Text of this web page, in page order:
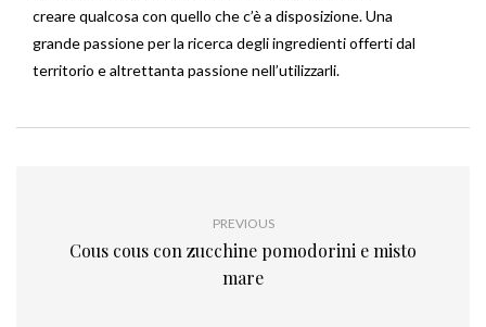
creare qualcosa con quello che c’è a disposizione. Una
grande passione per la ricerca degli ingredienti offerti dal
territorio e altrettanta passione nell’utilizzarli.
PREVIOUS
Cous cous con zucchine pomodorini e misto
mare